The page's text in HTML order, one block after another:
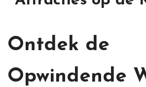
Ontdek de
Opwindende